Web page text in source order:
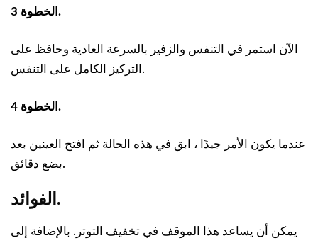
الخطوة 3.
الآن استمر في التنفس والزفير بالسرعة العادية وحافظ على
التركيز الكامل على التنفس.
الخطوة 4.
عندما يكون الأمر جيدًا ، ابق في هذه الحالة ثم افتح العينين بعد
بضع دقائق.
الفوائد.
يمكن أن يساعد هذا الموقف في تخفيف التوتر. بالإضافة إلى